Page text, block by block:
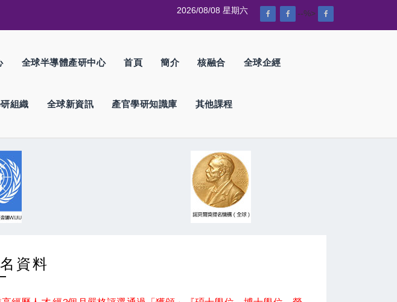
--%>
2026/08/08 星期六
全球半導體產研中心 首頁 簡介 核融合 全球企經
組織 全球新資訊 產官學研知識庫 其他課程
資料